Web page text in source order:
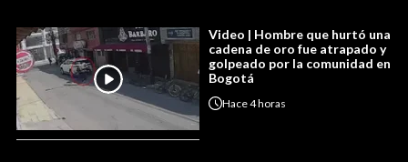
Video | Hombre que hurtó una
cadena de oro fue atrapado y
golpeado por la comunidad en
Bogotá
Hace4 horas